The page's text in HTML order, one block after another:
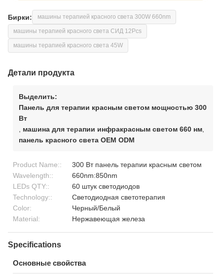
Бирки: машины терапией красного света 300W 660nm
машины терапией красного света СИД 12Pcs
машины терапией красного света 45W
Детали продукта
Выделить:
Панель для терапии красным светом мощностью 300
Вт
машина для терапии инфракрасным светом 660 нм
панель красного света OEM ODM
Product Name::
300 Вт панель терапии красным светом
Wavelength::
660nm:850nm
LEDs QTY::
60 штук светодиодов
Technology::
Светодиодная светотерапия
Color:
Черный/Белый
Material:
Нержавеющая железа
Specifications
Основные свойства